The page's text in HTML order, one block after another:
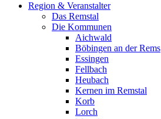
Region & Veranstalter
Das Remstal
Die Kommunen
Aichwald
Böbingen an der Rems
Essingen
Fellbach
Heubach
Kernen im Remstal
Korb
Lorch